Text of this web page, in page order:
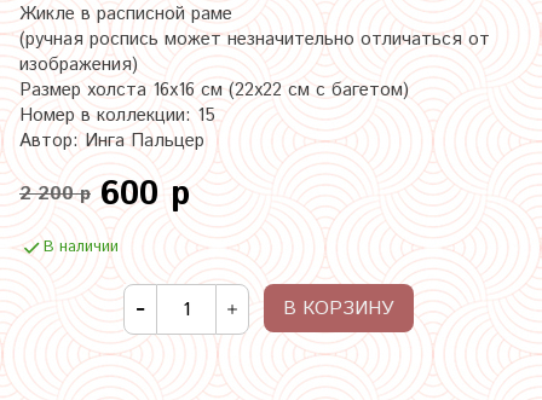
Жикле в расписной раме
(ручная роспись может незначительно отличаться от
изображения)
Размер холста 16х16 см (22х22 см с багетом)
Номер в коллекции: 15
Автор: Инга Пальцер
2 200 р 600 р
В наличии
В КОРЗИНУ